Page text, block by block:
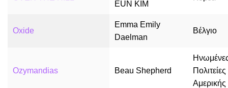
EUN KIM
Oxide
Emma Emily
Daelman
Βέλγιο
Ozymandias Beau Shepherd
Πολιτείες
Αμερικής